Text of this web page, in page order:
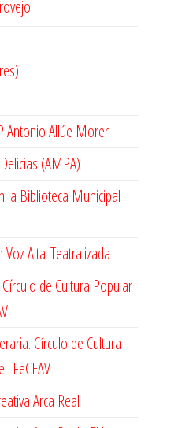
Antonio Allúe Morer
(AMPA)
la Biblioteca Municipal
Alta-Teatralizada
de Cultura Popular
Círculo de Cultura
FeCEAV
Arca Real